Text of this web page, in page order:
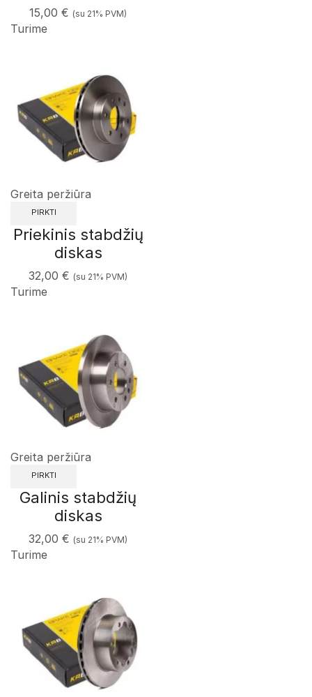
15,00 € (su 21% PVM)
Turime
Greita peržiūra
PIRKTI
Priekinis stabdžių
diskas
32,00 € (su 21% PVM)
Turime
Greita peržiūra
PIRKTI
Galinis stabdžių
diskas
32,00 € (su 21% PVM)
Turime